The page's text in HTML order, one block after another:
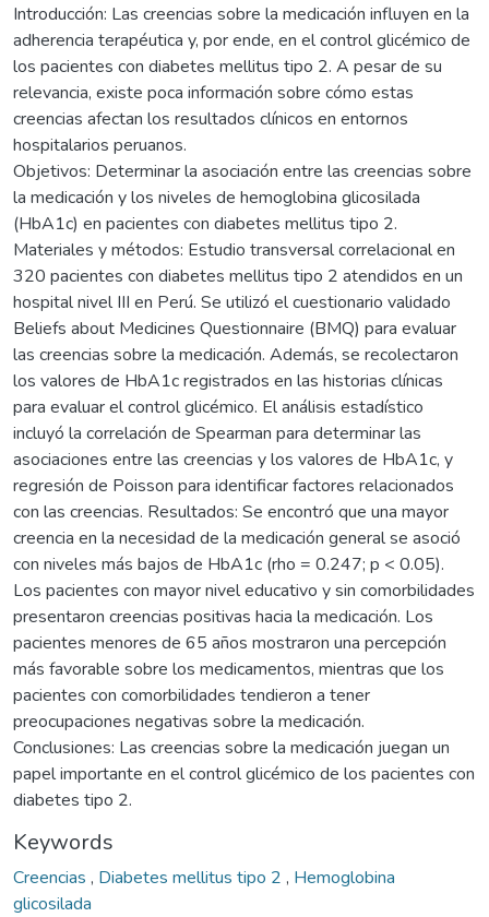
Introducción: Las creencias sobre la medicación influyen en la
adherencia terapéutica y, por ende, en el control glicémico de
los pacientes con diabetes mellitus tipo 2. A pesar de su
relevancia, existe poca información sobre cómo estas
creencias afectan los resultados clínicos en entornos
hospitalarios peruanos.
Objetivos: Determinar la asociación entre las creencias sobre
la medicación y los niveles de hemoglobina glicosilada
(HbA1c) en pacientes con diabetes mellitus tipo 2.
Materiales y métodos: Estudio transversal correlacional en
320 pacientes con diabetes mellitus tipo 2 atendidos en un
hospital nivel III en Perú. Se utilizó el cuestionario validado
Beliefs about Medicines Questionnaire (BMQ) para evaluar
las creencias sobre la medicación. Además, se recolectaron
los valores de HbA1c registrados en las historias clínicas
para evaluar el control glicémico. El análisis estadístico
incluyó la correlación de Spearman para determinar las
asociaciones entre las creencias y los valores de HbA1c, y
regresión de Poisson para identificar factores relacionados
con las creencias. Resultados: Se encontró que una mayor
creencia en la necesidad de la medicación general se asoció
con niveles más bajos de HbA1c (rho = 0.247; p < 0.05).
Los pacientes con mayor nivel educativo y sin comorbilidades
presentaron creencias positivas hacia la medicación. Los
pacientes menores de 65 años mostraron una percepción
más favorable sobre los medicamentos, mientras que los
pacientes con comorbilidades tendieron a tener
preocupaciones negativas sobre la medicación.
Conclusiones: Las creencias sobre la medicación juegan un
papel importante en el control glicémico de los pacientes con
diabetes tipo 2.
Keywords
Creencias , Diabetes mellitus tipo 2 , Hemoglobina
glicosilada